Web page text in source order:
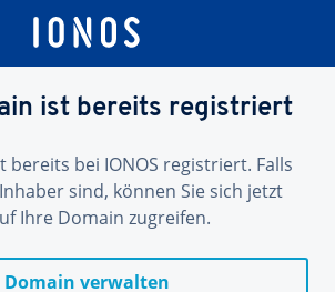
ist bereits registriert
bereits bei IONOS registriert. Falls
sind, können Sie sich jetzt
Ihre Domain zugreifen.
Domain verwalten